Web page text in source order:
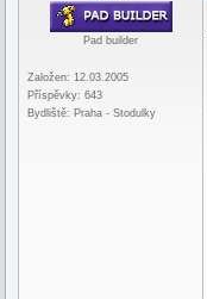
Pad builder
Založen: 12.03.2005
Příspěvky: 643
Bydliště: Praha - Stodulky